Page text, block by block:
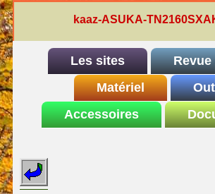
kaaz-ASUKA-
Les sites
INDEX
Le site de la
motoculture
Revue
Matériel
autoportee
SARP
Accessoires